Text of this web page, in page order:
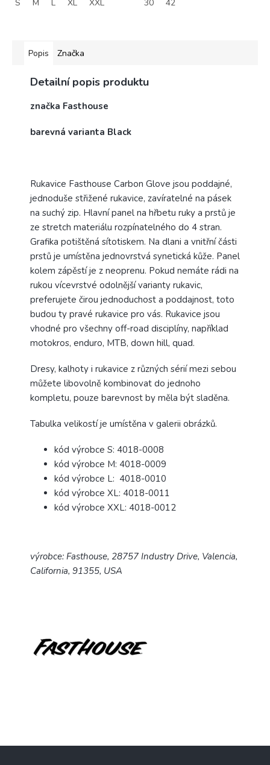
S M L XL XXL 30 42
Popis Značka
Detailní popis produktu
značka Fasthouse
barevná varianta Black
Rukavice Fasthouse Carbon Glove jsou poddajné,
jednoduše střižené rukavice, zavíratelné na pásek
na suchý zip. Hlavní panel na hřbetu ruky a prstů je
ze stretch materiálu rozpínatelného do 4 stran.
Grafika potištěná sítotiskem. Na dlani a vnitřní části
prstů je umístěna jednovrstvá synetická kůže. Panel
kolem zápěstí je z neoprenu. Pokud nemáte rádi na
rukou vícevrstvé odolnější varianty rukavic,
preferujete čirou jednoduchost a poddajnost, toto
budou ty pravé rukavice pro vás. Rukavice jsou
vhodné pro všechny off-road disciplíny, například
motokros, enduro, MTB, down hill, quad.
Dresy, kalhoty i rukavice z různých sérií mezi sebou
můžete libovolně kombinovat do jednoho
kompletu, pouze barevnost by měla být sladěna.
Tabulka velikostí je umístěna v galerii obrázků.
kód výrobce S: 4018-0008
kód výrobce M: 4018-0009
kód výrobce L: 4018-0010
kód výrobce XL: 4018-0011
kód výrobce XXL: 4018-0012
výrobce: Fasthouse, 28757 Industry Drive, Valencia,
California, 91355, USA